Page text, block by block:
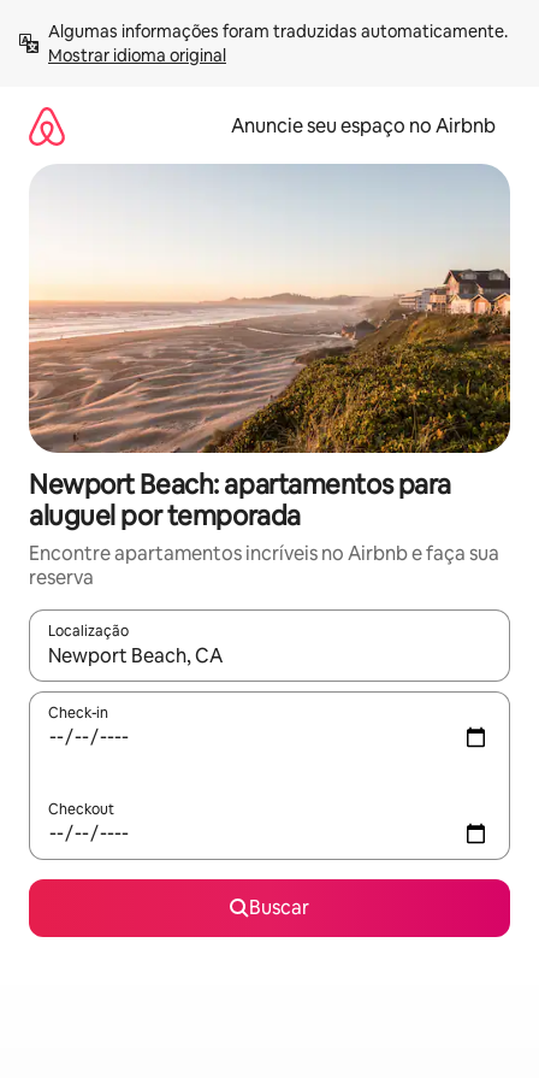
para
Mostrar idioma original
Anuncie seu espaço no Airbnb
Newport Beach: apartamentos para
aluguel por temporada
Encontre apartamentos incríveis no Airbnb e faça sua
reserva
Localização
Quando os resultados estiverem disponíveis, explore-os
Check-in
Checkout
Buscar